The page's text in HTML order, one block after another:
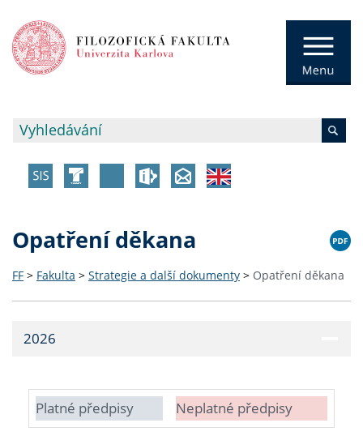
Opatření děkana
FF > Fakulta > Strategie a další dokumenty > Opatření děkana
2026
Platné předpisy Neplatné předpisy